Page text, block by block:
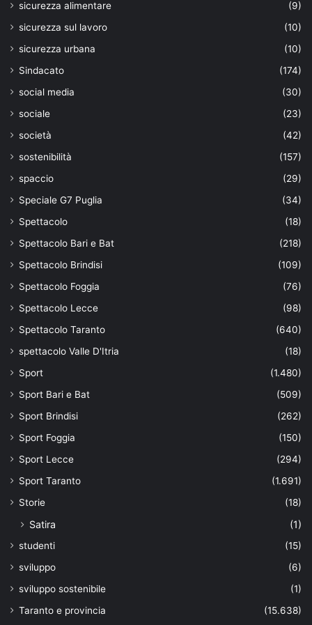
sicurezza alimentare
(9)
sicurezza sul lavoro
(10)
sicurezza urbana
(10)
Sindacato
(174)
social media
(30)
sociale
(23)
società
(42)
sostenibilità
(157)
spaccio
(29)
Speciale G7 Puglia
(34)
Spettacolo
(18)
Spettacolo Bari e Bat
(218)
Spettacolo Brindisi
(109)
Spettacolo Foggia
(76)
Spettacolo Lecce
(98)
Spettacolo Taranto
(640)
spettacolo Valle D'Itria
(18)
Sport
(1.480)
Sport Bari e Bat
(509)
Sport Brindisi
(262)
Sport Foggia
(150)
Sport Lecce
(294)
Sport Taranto
(1.691)
Storie
(18)
Satira (1)
studenti
(15)
sviluppo
(6)
sviluppo sostenibile
(1)
Taranto e provincia
(15.638)